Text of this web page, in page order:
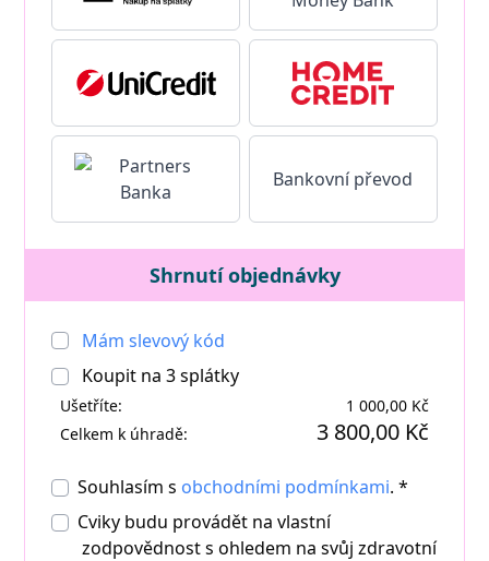
Bankovní převod
Shrnutí objednávky
Mám slevový kód
Koupit na3splátky
Ušetříte:
1 000,00 Kč
Celkem k úhradě:
3 800,00 Kč
Souhlasím s obchodními podmínkami. *
Cviky budu provádět na vlastní
zodpovědnost s ohledem na svůj zdravotní